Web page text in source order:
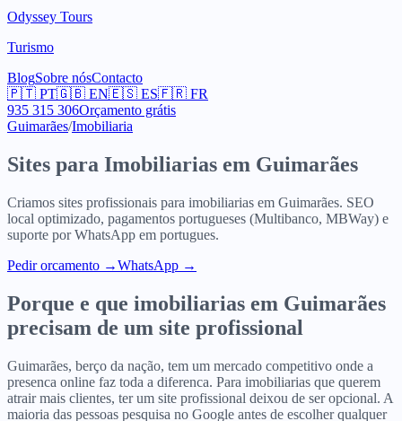
Odyssey Tours
Turismo
BlogSobre nósContacto
🇵🇹 PT🇬🇧 EN🇪🇸 ES🇫🇷 FR
935 315 306Orçamento grátis
Guimarães/Imobiliaria
Sites para Imobiliarias em Guimarães
Criamos sites profissionais para imobiliarias em Guimarães. SEO
local optimizado, pagamentos portugueses (Multibanco, MBWay) e
suporte por WhatsApp em portugues.
Pedir orcamento →WhatsApp →
Porque e que imobiliarias em Guimarães
precisam de um site profissional
Guimarães, berço da nação, tem um mercado competitivo onde a
presenca online faz toda a diferenca. Para imobiliarias que querem
atrair mais clientes, ter um site profissional deixou de ser opcional. A
maioria das pessoas pesquisa no Google antes de escolher qualquer